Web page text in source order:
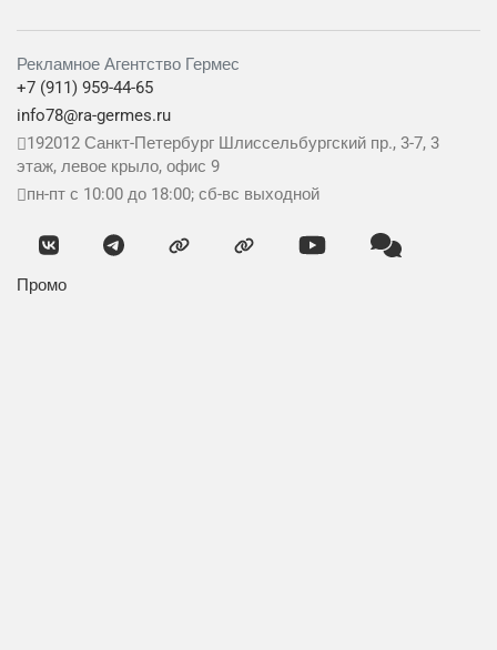
Рекламное Агентство Гермес
+7 (911) 959-44-65
info78@ra-germes.ru
192012 Санкт-Петербург Шлиссельбургский пр., 3-7, 3
этаж, левое крыло, офис 9
пн-пт с 10:00 до 18:00; сб-вс выходной
Промо